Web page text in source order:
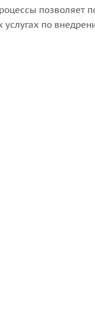
позволяет
услугах по